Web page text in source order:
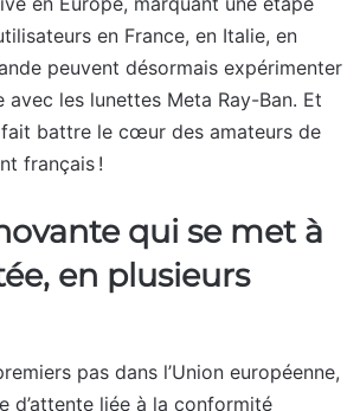
en France, en Italie, en
peuvent désormais expérimenter
les lunettes Meta Ray-Ban. Et
battre le cœur des amateurs de
français !
qui se met à
en plusieurs
pas dans l’Union européenne,
d’attente liée à la conformité